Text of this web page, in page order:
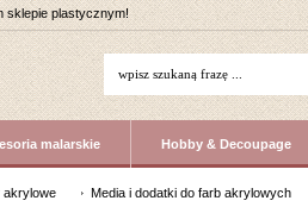
sklepie plastycznym!
malarskie Hobby & Decoupage
akrylowe Media i dodatki do farb akrylowych